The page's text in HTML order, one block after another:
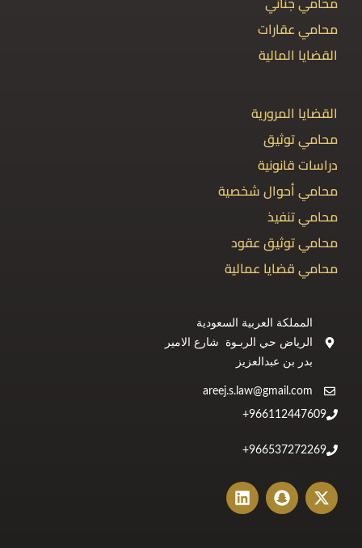
محامي عقارات
القضايا المالية
القضايا المرورية
محامي توثيق
دراسات قانونية
محامي أحوال شخصية
محامي تنفيذ
محامي توثيق عقود
محامي قضايا عمالية
المملكة العربية السعودية
الرياض حي الربـوة شارع الامير
بدر بن عبدالعزيز
areej.s.law@gmail.com
966112447609+
966537272269+